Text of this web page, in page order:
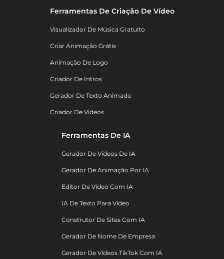
Ferramentas De Criação De Vídeo
Visualizador De Música Gratuito
Criar Animação Grátis
Animação De Logo
Criador De Intros
Gerador De Texto Animado
Criador De Vídeos
Ferramentas De IA
Gerador De Vídeos De IA
Gerador De Animação Por IA
Editor De Vídeo Com IA
IA De Texto Para Vídeo
Construtor De Sites Com IA
Gerador De Nome De Empresa
Gerador De Vídeos TikTok Com IA